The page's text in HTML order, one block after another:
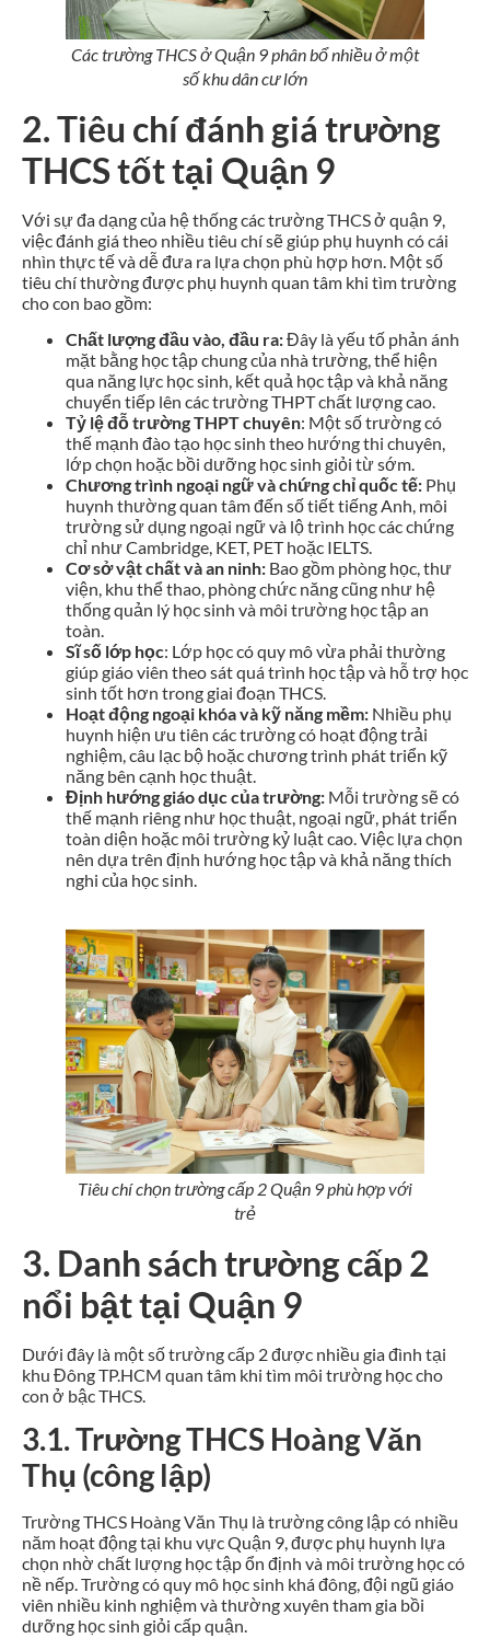
Các trường THCS ở Quận 9 phân bổ nhiều ở một
số khu dân cư lớn
2. Tiêu chí đánh giá trường
THCS tốt tại Quận 9
Với sự đa dạng của hệ thống các trường THCS ở quận 9,
việc đánh giá theo nhiều tiêu chí sẽ giúp phụ huynh có cái
nhìn thực tế và dễ đưa ra lựa chọn phù hợp hơn. Một số
tiêu chí thường được phụ huynh quan tâm khi tìm trường
cho con bao gồm:
Chất lượng đầu vào, đầu ra:Đây là yếu tố phản ánh
mặt bằng học tập chung của nhà trường, thể hiện
qua năng lực học sinh, kết quả học tập và khả năng
chuyển tiếp lên các trường THPT chất lượng cao.
Tỷ lệ đỗ trường THPT chuyên: Một số trường có
thế mạnh đào tạo học sinh theo hướng thi chuyên,
lớp chọn hoặc bồi dưỡng học sinh giỏi từ sớm.
Chương trình ngoại ngữ và chứng chỉ quốc tế: Phụ
huynh thường quan tâm đến số tiết tiếng Anh, môi
trường sử dụng ngoại ngữ và lộ trình học các chứng
chỉ như Cambridge, KET, PET hoặc IELTS.
Cơ sở vật chất và an ninh: Bao gồm phòng học, thư
viện, khu thể thao, phòng chức năng cũng như hệ
thống quản lý học sinh và môi trường học tập an
toàn.
Sĩ số lớp học: Lớp học có quy mô vừa phải thường
giúp giáo viên theo sát quá trình học tập và hỗ trợ học
sinh tốt hơn trong giai đoạn THCS.
Hoạt động ngoại khóa và kỹ năng mềm: Nhiều phụ
huynh hiện ưu tiên các trường có hoạt động trải
nghiệm, câu lạc bộ hoặc chương trình phát triển kỹ
năng bên cạnh học thuật.
Định hướng giáo dục của trường: Mỗi trường sẽ có
thế mạnh riêng như học thuật, ngoại ngữ, phát triển
toàn diện hoặc môi trường kỷ luật cao. Việc lựa chọn
nên dựa trên định hướng học tập và khả năng thích
nghi của học sinh.
Tiêu chí chọn trường cấp 2 Quận 9 phù hợp với
trẻ
3. Danh sách trường cấp 2
nổi bật tại Quận 9
Dưới đây là một số trường cấp 2 được nhiều gia đình tại
khu Đông TP.HCM quan tâm khi tìm môi trường học cho
con ở bậc THCS.
3.1. Trường THCS Hoàng Văn
Thụ (công lập)
Trường THCS Hoàng Văn Thụ là trường công lập có nhiều
năm hoạt động tại khu vực Quận 9, được phụ huynh lựa
chọn nhờ chất lượng học tập ổn định và môi trường học có
nề nếp. Trường có quy mô học sinh khá đông, đội ngũ giáo
viên nhiều kinh nghiệm và thường xuyên tham gia bồi
dưỡng học sinh giỏi cấp quận.